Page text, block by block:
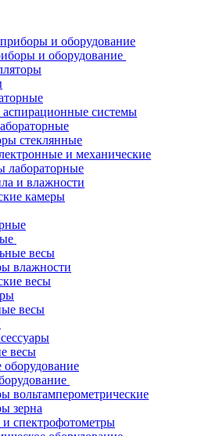
и оборудование
системы
стеклянные
и механические
лабораторные
и влажности
камеры
весы
влажности
весы
весы
весы
вольтамперометрические
зерна
спектрофотометры